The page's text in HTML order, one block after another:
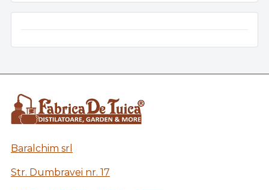
Baralchim srl
Str. Dumbravei nr. 17